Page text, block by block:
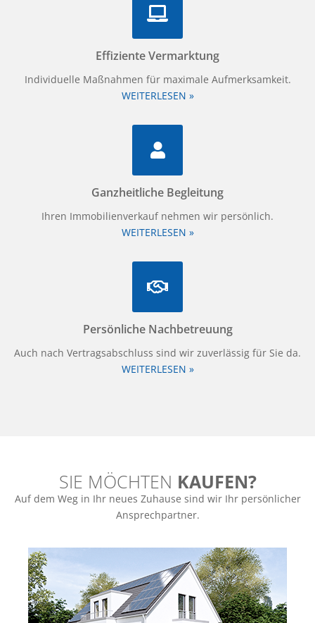
Effiziente Vermarktung
Individuelle Maßnahmen für maximale Aufmerksamkeit.
WEITERLESEN »
Ganzheitliche Begleitung
Ihren Immobilienverkauf nehmen wir persönlich.
WEITERLESEN »
Persönliche Nachbetreuung
Auch nach Vertragsabschluss sind wir zuverlässig für Sie da.
WEITERLESEN »
SIE MÖCHTEN KAUFEN?
Auf dem Weg in Ihr neues Zuhause sind wir Ihr persönlicher
Ansprechpartner.